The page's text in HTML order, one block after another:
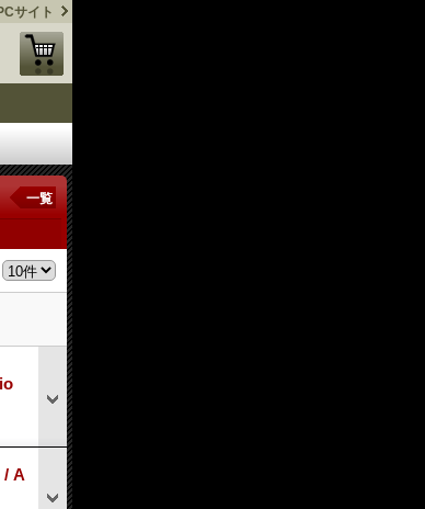
サイト
一覧
/ A